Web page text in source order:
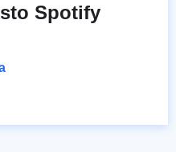
Spotify